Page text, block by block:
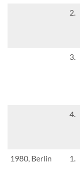
2.
3.
4.
1980, Berlin
1.